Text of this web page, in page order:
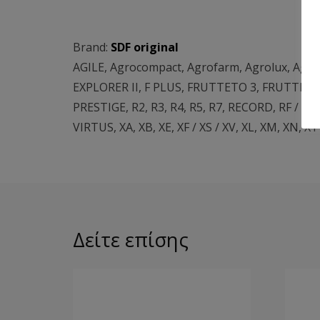
Brand: SDF original
AGILE, Agrocompact, Agrofarm, Agrolux,
EXPLORER II, F PLUS, FRUTTETO 3,
PRESTIGE, R2, R3, R4, R5, R7, RECORD, RF / RS /
VIRTUS, XA, XB, XE, XF / XS / XV, XL, XM, XN,XT
Δείτε επίσης